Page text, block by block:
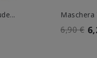
Maschera
6,90 €